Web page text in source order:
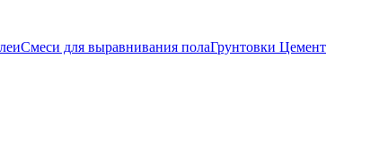
Смеси для выравнивания полаГрунтовки Цемент